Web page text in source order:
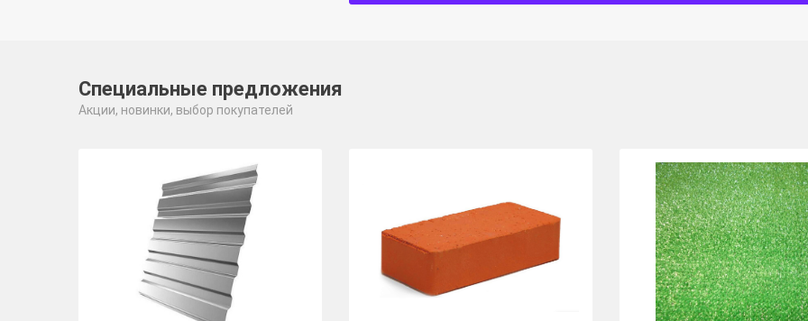
Специальные предложения
Акции, новинки, выбор покупателей